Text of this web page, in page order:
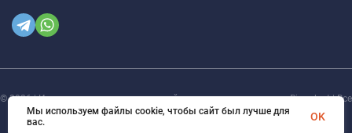
© 2026 | Интернет магазин инженерной сантехники и электрики Rigaplast | Все
права защищены
Мы используем файлы cookie, чтобы сайт был лучше для
вас.
OK